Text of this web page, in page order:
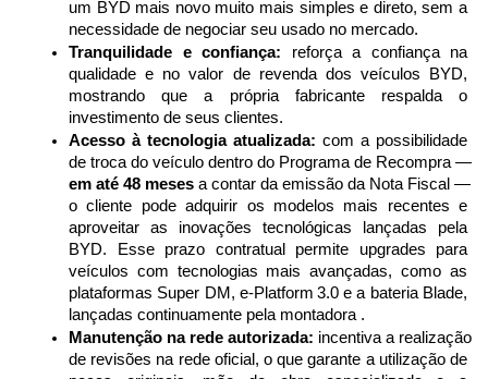
um BYD mais novo muito mais simples e direto, sem a
necessidade de negociar seu usado no mercado.
Tranquilidade e confiança: reforça a confiança na
qualidade e no valor de revenda dos veículos BYD,
mostrando que a própria fabricante respalda o
investimento de seus clientes.
Acesso à tecnologia atualizada: com a possibilidade
em até 48 meses a contar da emissão da Nota Fiscal —
o cliente pode adquirir os modelos mais recentes e
aproveitar as inovações tecnológicas lançadas pela
BYD. Esse prazo contratual permite upgrades para
veículos com tecnologias mais avançadas, como as
plataformas Super DM, e-Platform 3.0 e a bateria Blade,
lançadas continuamente pela montadora .
Manutenção na rede autorizada: incentiva a realização
de revisões na rede oficial, o que garante a utilização de